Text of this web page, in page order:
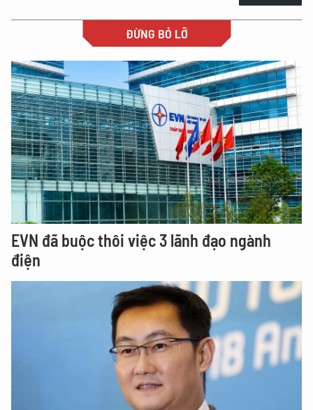
ĐỪNG BỎ LỠ
EVN đã buộc thôi việc 3 lãnh đạo ngành
điện